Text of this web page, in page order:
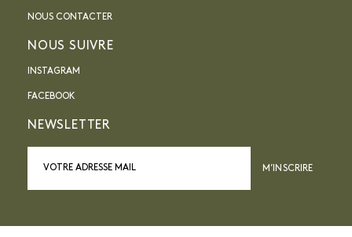
NOUS CONTACTER
NOUS SUIVRE
INSTAGRAM
FACEBOOK
NEWSLETTER
M’INSCRIRE